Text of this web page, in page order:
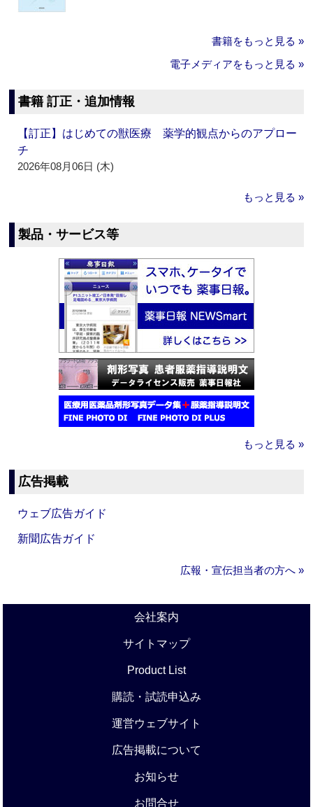
書籍をもっと見る »
電子メディアをもっと見る »
書籍 訂正・追加情報
【訂正】はじめての獣医療 薬学的観点からのアプロー
チ
2026年08月06日 (木)
もっと見る »
製品・サービス等
もっと見る »
広告掲載
ウェブ広告ガイド
新聞広告ガイド
広報・宣伝担当者の方へ »
会社案内
サイトマップ
Product List
購読・試読申込み
運営ウェブサイト
広告掲載について
お知らせ
お問合せ